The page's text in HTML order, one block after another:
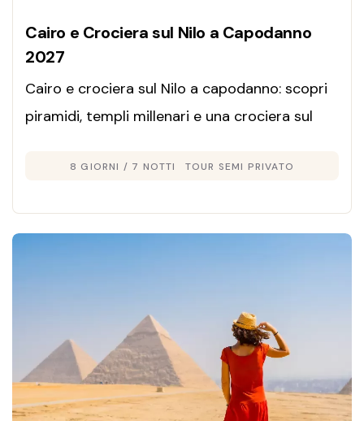
Cairo e Crociera sul Nilo a Capodanno
2027
Cairo e crociera sul Nilo a capodanno: scopri
piramidi, templi millenari e una crociera sul
per festeggiare il nuovo anno in Egitto.
8 GIORNI / 7 NOTTI TOUR SEMI PRIVATO